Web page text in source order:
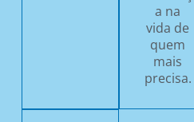
a na
vida de
quem
mais
precisa.